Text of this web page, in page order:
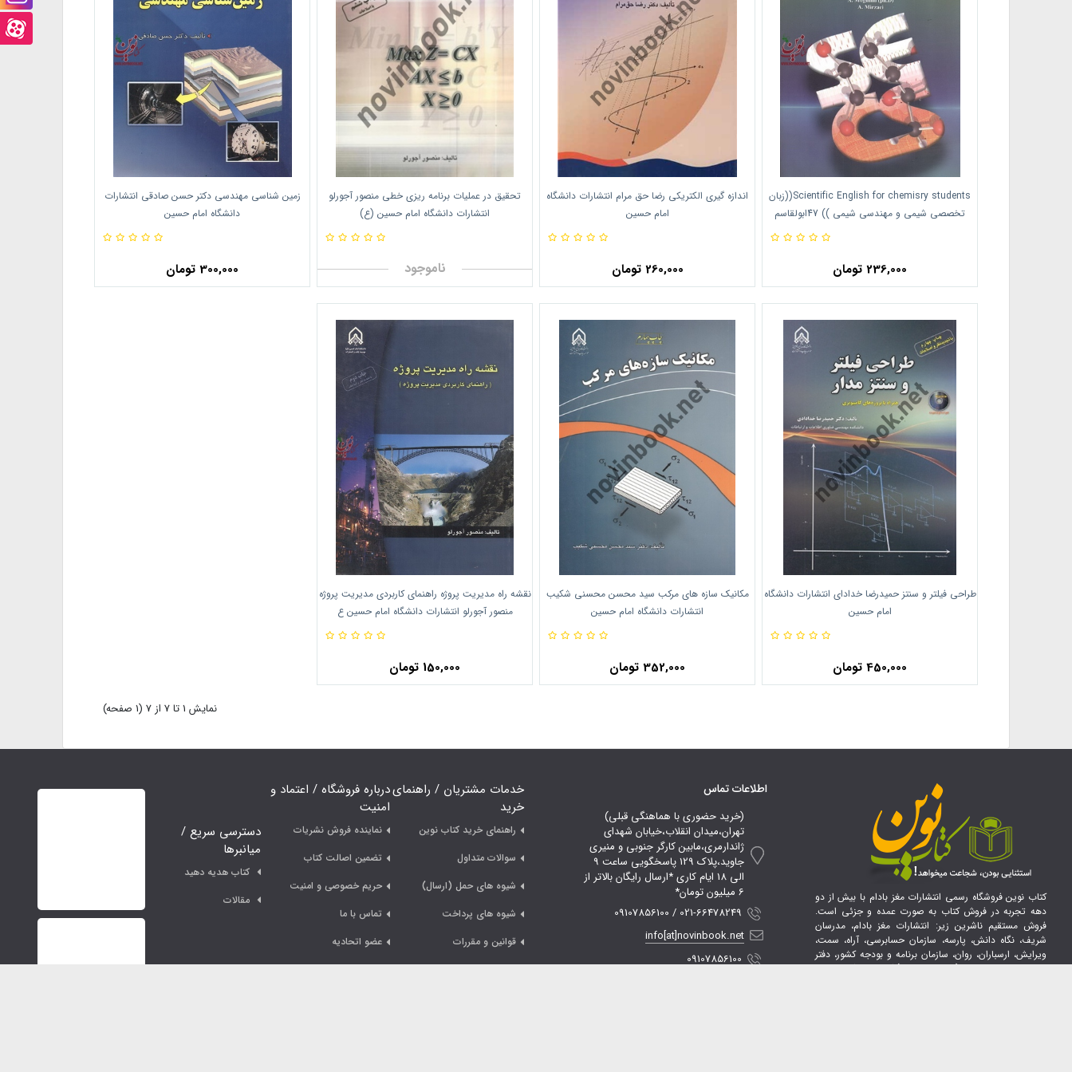
Scientific English for chemisry students((زبان
تخصصی شیمی و مهندسی شیمی )) 47ابولقاسم
مقیمی انتشارات دانشگاه امام حسین
236,000 تومان
اندازه گیری الکتریکی رضا حق مرام انتشارات دانشگاه
امام حسین
260,000 تومان
تحقیق در عملیات برنامه ریزی خطی منصور آجورلو
انتشارات دانشگاه امام حسین (ع)
ناموجود
زمین شناسی مهندسی دکتر حسن صادقی انتشارات
دانشگاه امام حسین
300,000 تومان
طراحی فیلتر و سنتز حمیدرضا خدادای انتشارات دانشگاه
امام حسین
450,000 تومان
مکانیک سازه های مرکب سید محسن محسنی شکیب
انتشارات دانشگاه امام حسین
352,000 تومان
نقشه راه مدیریت پروژه راهنمای کاربردی مدیریت پروژه
منصور آجورلو انتشارات دانشگاه امام حسین ع
150,000 تومان
نمايش 1 تا 7 از 7 (1 صفحه)
کتاب نوین فروشگاه رسمی انتشارات مغز بادام با بیش از دو
دهه تجربه در فروش کتاب به صورت عمده و جزئی است.
فروش مستقیم ناشرین زیر: انتشارات مغز بادام، مدرسان
شریف، نگاه دانش، پارسه، سازمان حسابرسی، آراه، سمت،
ویرایش، ارسباران، روان، سازمان برنامه و بودجه کشور، دفتر
مقررات ملی ساختمان(نظام مهندسی)،آی نماد، آراد کتاب،
اطلاعات تماس
(خرید حضوری با هماهنگی قبلی)
تهران،میدان انقلاب،خیابان شهدای
ژاندارمری،مابین کارگر جنوبی و منیری
جاوید،پلاک 129 پاسخگویی ساعت 9
الی 18 ایام کاری *ارسال رایگان بالاتر از
6 میلیون تومان*
021-66478249 / 09107856100
info[at]novinbook.net
09107856100
خدمات مشتریان / راهنمای
خرید
راهنمای خرید کتاب نوین
سوالات متداول
شیوه های حمل (ارسال)
شیوه های پرداخت
قوانین و مقررات
درباره فروشگاه / اعتماد و
امنیت
نماینده فروش نشریات
تضمین اصالت کتاب
حریم خصوصی و امنیت
تماس با ما
عضو اتحادیه
دسترسی سریع /
میانبرها
کتاب هدیه دهید
مقالات
آپ
اینستاگرام
صفحه